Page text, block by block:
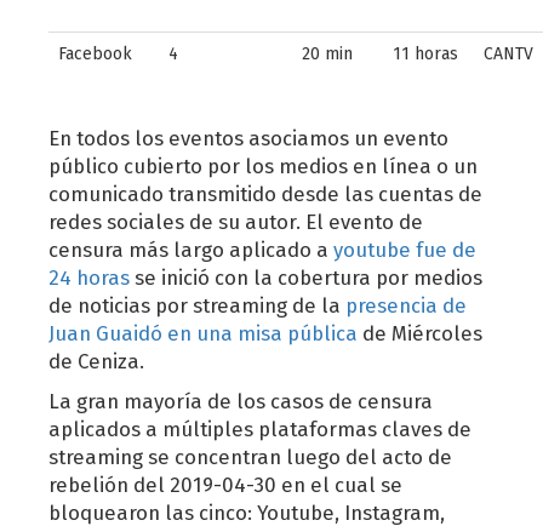
Facebook 4 20 min 11 horas CANTV
En todos los eventos asociamos un evento
público cubierto por los medios en línea o un
comunicado transmitido desde las cuentas de
redes sociales de su autor. El evento de
censura más largo aplicado a youtube fue de
24 horas se inició con la cobertura por medios
de noticias por streaming de la presencia de
Juan Guaidó en una misa pública de Miércoles
de Ceniza.
La gran mayoría de los casos de censura
aplicados a múltiples plataformas claves de
streaming se concentran luego del acto de
rebelión del 2019-04-30 en el cual se
bloquearon las cinco: Youtube, Instagram,